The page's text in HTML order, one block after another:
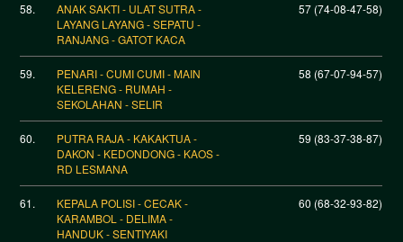
58.
ANAK SAKTI - ULAT SUTRA -
LAYANG LAYANG - SEPATU -
RANJANG - GATOT KACA
57 (74-08-47-58)
59.
PENARI - CUMI CUMI - MAIN
KELERENG - RUMAH -
SEKOLAHAN - SELIR
58 (67-07-94-57)
60.
PUTRA RAJA - KAKAKTUA -
DAKON - KEDONDONG - KAOS -
RD LESMANA
59 (83-37-38-87)
61.
KEPALA POLISI - CECAK -
KARAMBOL - DELIMA -
HANDUK - SENTIYAKI
60 (68-32-93-82)